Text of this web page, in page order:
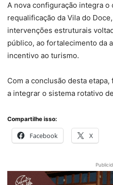
A nova configuração integra o
requalificação da Vila do
intervenções estruturais
público, ao fortalecimento da
incentivo ao turismo.
Com a conclusão desta
a integrar o sistema rotativo
Compartilhe isso:
Facebook X